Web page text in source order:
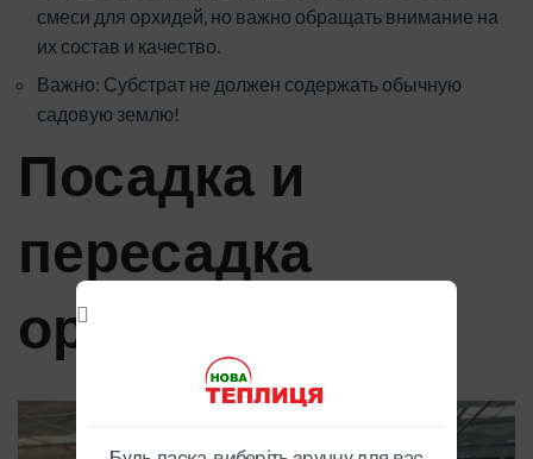
смеси для орхидей, но важно обращать внимание на
их состав и качество.
Важно: Субстрат не должен содержать обычную
садовую землю!
Посадка и
пересадка
орхидей